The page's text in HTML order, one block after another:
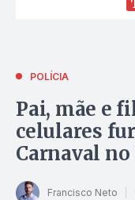
POLÍCIA
Pai, mãe e
celulares
Carnaval
Francisco Neto